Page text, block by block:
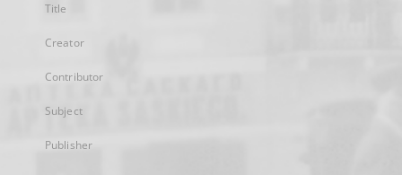
Title
Creator
Contributor
Subject
Publisher